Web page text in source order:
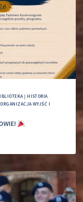
|HISTORIA
ORGANIZACJA WYJŚĆ I